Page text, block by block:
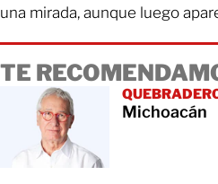
una mirada, aunque luego
TE
Michoacán